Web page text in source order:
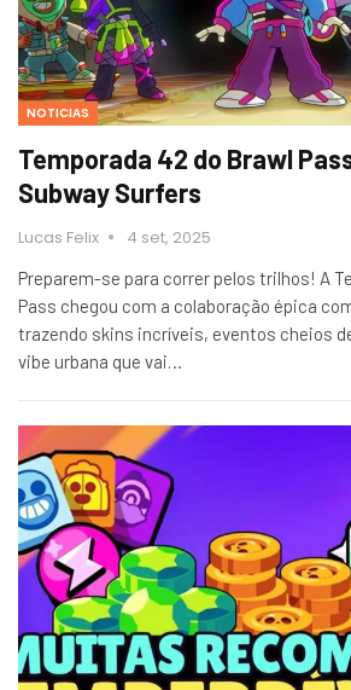
NOTICIAS
Temporada 42 do Brawl
Subway Surfers
Lucas Felix 4 set, 2025
Preparem-se para correr pelos trilhos! A
Pass chegou com a colaboração épica
trazendo skins incríveis, eventos cheios
vibe urbana que vai…